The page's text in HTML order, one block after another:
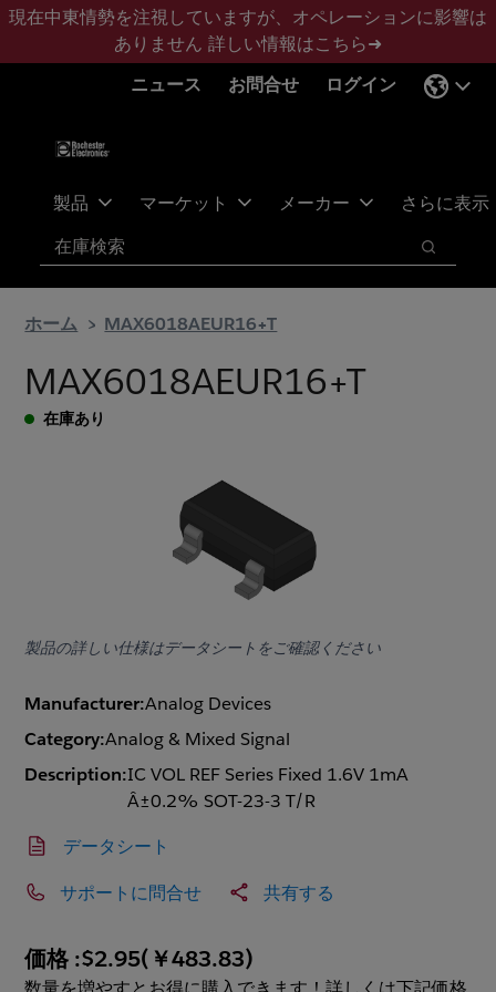
メ
ン
フ
タ
現在中東情勢を注視していますが、オペレーションに影響は
ありません 詳しい情報はこちら➜
ニュース
お問合せ ログイン
製品 マーケット メーカー さらに表示
検索
検索
ホーム MAX6018AEUR16+T
MAX6018AEUR16+T
在庫あり
製品の詳しい仕様はデータシートをご確認ください
Manufacturer:Analog Devices
Category:Analog & Mixed Signal
Description:IC VOL REF Series Fixed 1.6V 1mA
Â±0.2% SOT-23-3 T/R
データシート
サポートに問合せ 共有する
価格 :$2.95(￥483.83)